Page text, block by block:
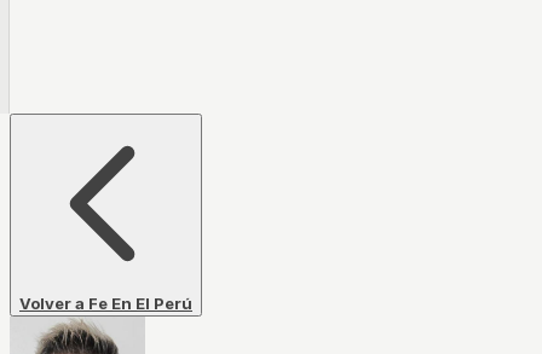
Volver a Fe En El Perú